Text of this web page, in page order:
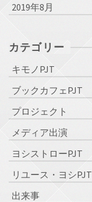
2019年8月
カテゴリー
キモノPJT
ブックカフェPJT
プロジェクト
メディア出演
ヨシストローPJT
リユース・ヨシPJT
出来事